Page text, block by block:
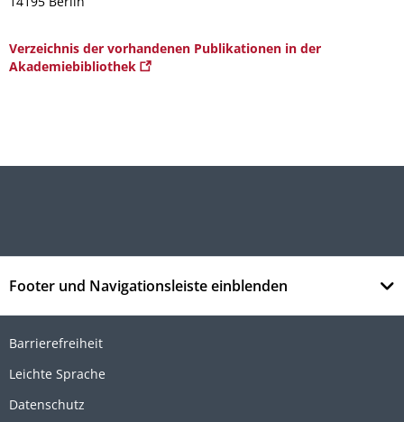
Verzeichnis der vorhandenen Publikationen in der
Akademiebibliothek
Footer und Navigationsleiste einblenden
Barrierefreiheit
Leichte Sprache
Datenschutz